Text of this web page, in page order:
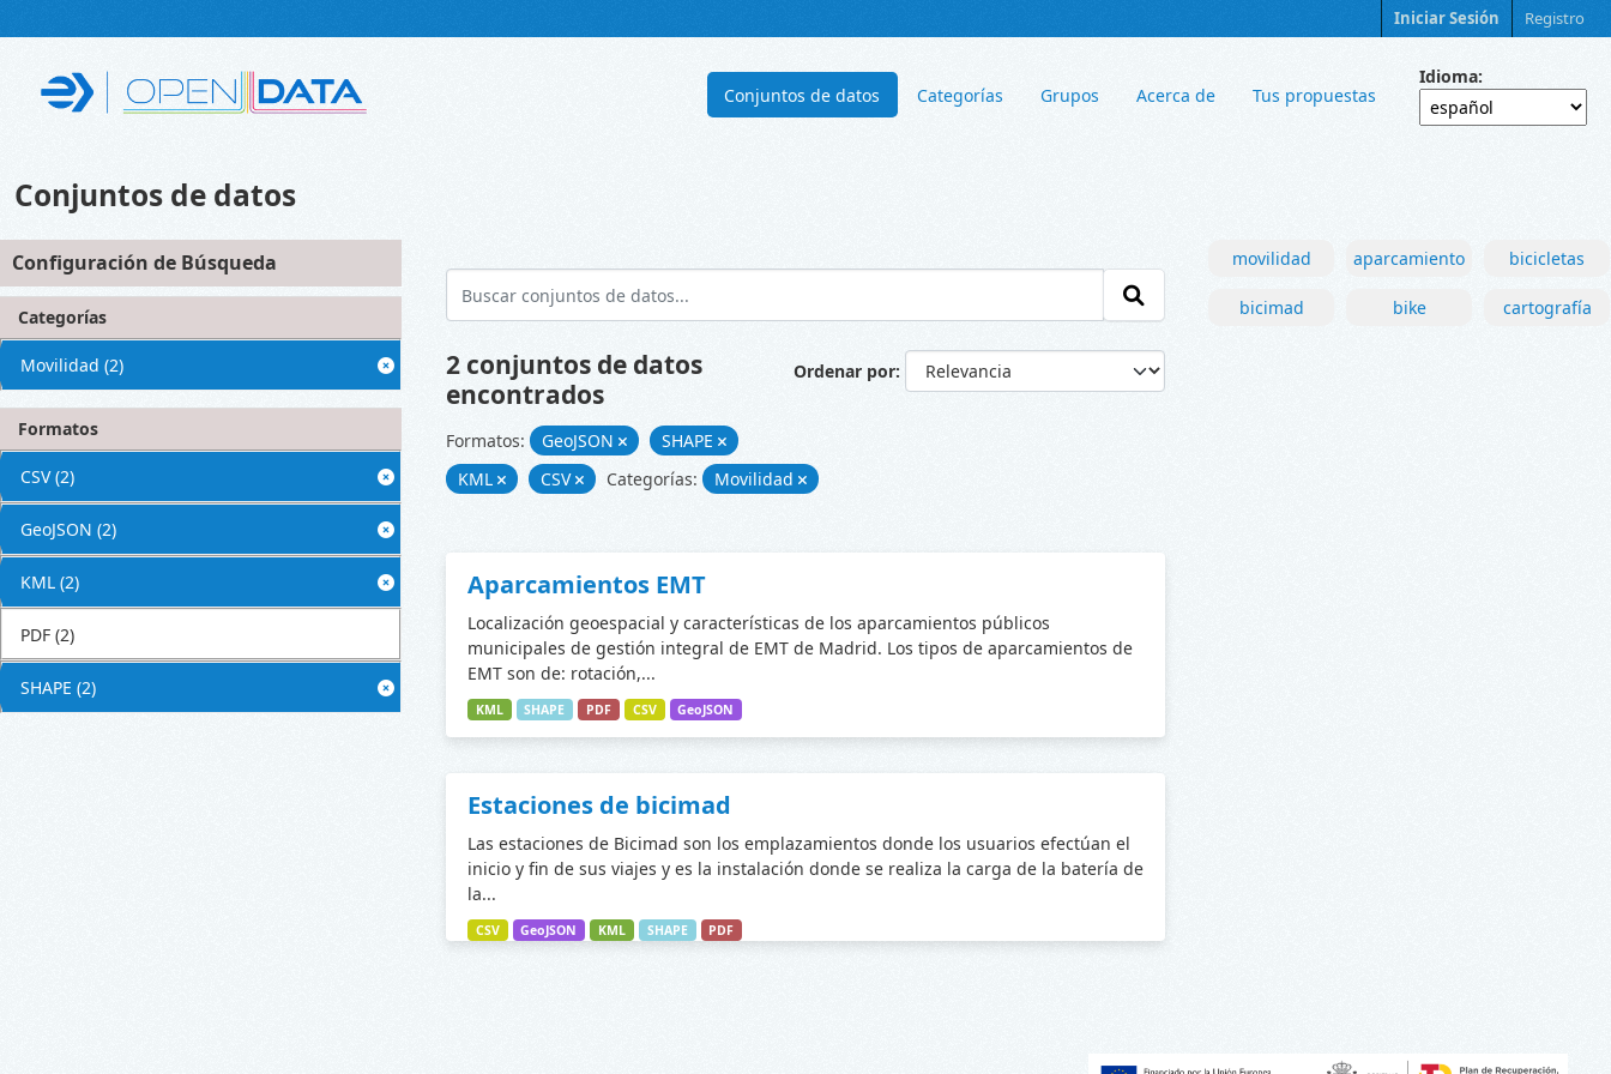
Iniciar Sesión Registro
Conjuntos de datos Categorías Grupos Acerca de Tus propuestas
Idioma
Conjuntos de datos
Configuración de Búsqueda
Categorías
Movilidad (2)
Formatos
CSV (2)
GeoJSON (2)
KML (2)
PDF (2)
SHAPE (2)
Ordenar por
2 conjuntos de datos
encontrados
Formatos: GeoJSON
SHAPE
KML
CSV Categorías: Movilidad
Aparcamientos EMT
Localización geoespacial y características de los aparcamientos públicos
municipales de gestión integral de EMT de Madrid. Los tipos de aparcamientos de
EMT son de: rotación,...
KML SHAPE PDF CSV GeoJSON
Estaciones de bicimad
Las estaciones de Bicimad son los emplazamientos donde los usuarios efectúan el
inicio y fin de sus viajes y es la instalación donde se realiza la carga de la batería de
la...
CSV GeoJSON KML SHAPE PDF
movilidad aparcamiento bicicletas
bicimad bike cartografía